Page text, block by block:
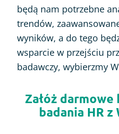
będą nam potrzebne
trendów,
wyników, a do tego
wsparcie w przejściu
badawczy, wybierzmy
Załóż
badania HR